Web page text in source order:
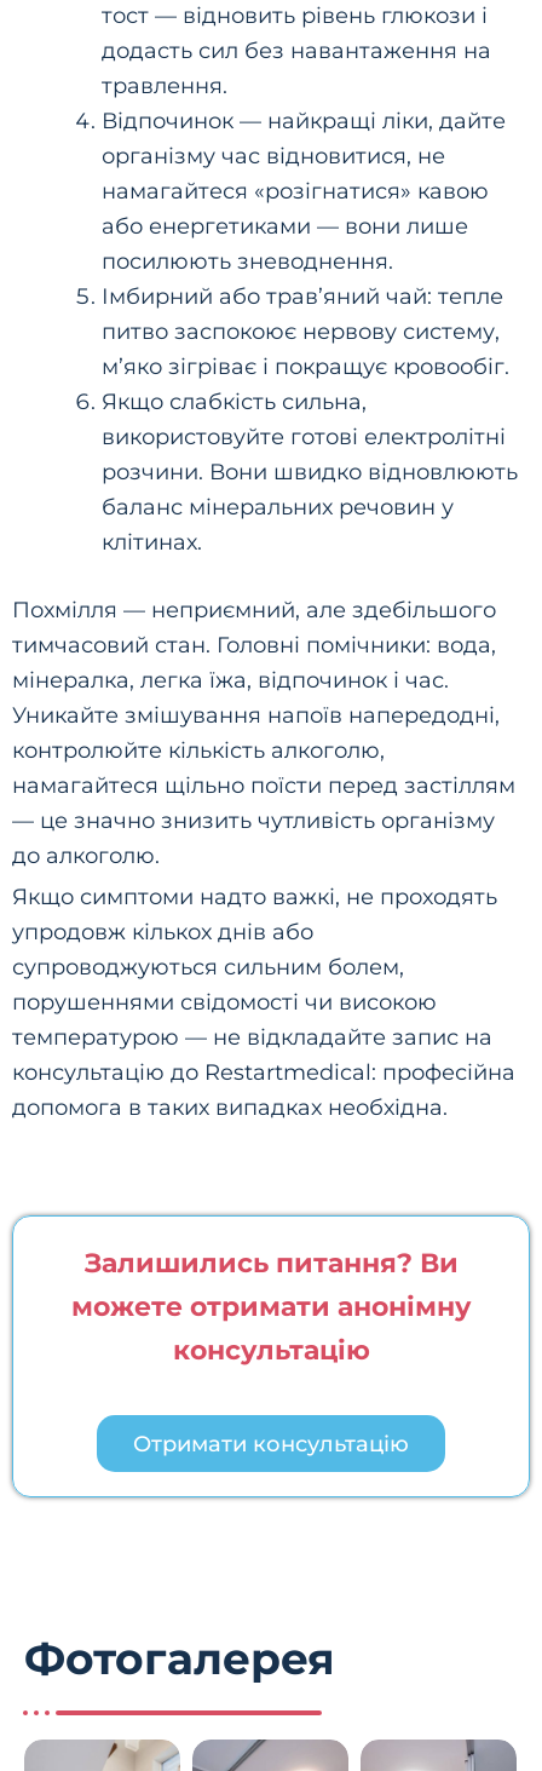
тост — відновить рівень глюкози і
додасть сил без навантаження на
травлення.
Відпочинок — найкращі ліки, дайте
організму час відновитися, не
намагайтеся «розігнатися» кавою
або енергетиками — вони лише
посилюють зневоднення.
Імбирний або трав’яний чай: тепле
питво заспокоює нервову систему,
м’яко зігріває і покращує кровообіг.
Якщо слабкість сильна,
використовуйте готові електролітні
розчини. Вони швидко відновлюють
баланс мінеральних речовин у
клітинах.
Похмілля — неприємний, але здебільшого
тимчасовий стан. Головні помічники: вода,
мінералка, легка їжа, відпочинок і час.
Уникайте змішування напоїв напередодні,
контролюйте кількість алкоголю,
намагайтеся щільно поїсти перед застіллям
— це значно знизить чутливість організму
до алкоголю.
Якщо симптоми надто важкі, не проходять
упродовж кількох днів або
супроводжуються сильним болем,
порушеннями свідомості чи високою
температурою — не відкладайте запис на
консультацію до Restartmedical: професійна
допомога в таких випадках необхідна.
Залишились питання? Ви
можете отримати анонімну
консультацію
Отримати консультацію
Фотогалерея